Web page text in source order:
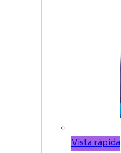
Vista rápida